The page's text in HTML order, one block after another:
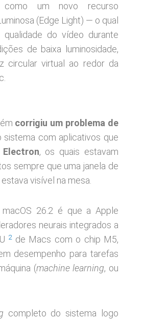
como um novo recurso
(Edge Light) — o qual
do vídeo durante
de baixa luminosidade,
circular virtual ao redor da
corrigiu um problema de
sistema com aplicativos que
Electron, os quais estavam
sempre que uma janela de
visível na mesa.
26.2 é que a Apple
neurais integrados a
2de Macs com o chip M5,
desempenho para tarefas
(machine learning, ou
completo do sistema logo